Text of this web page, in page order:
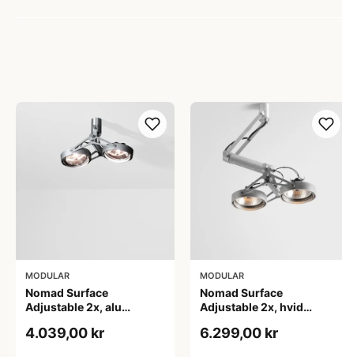
MODULAR
Nomad Surface
Adjustable 2x, alu
4.039,00 kr
MODULAR
Nomad Surface
Adjustable 2x, hvid
6.299,00 kr